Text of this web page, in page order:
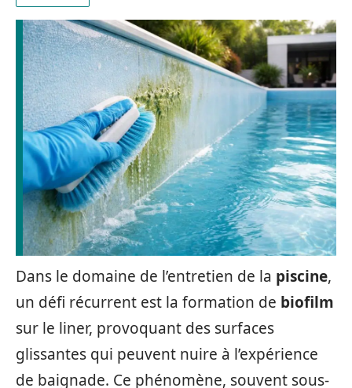
Dans le domaine de l’entretien de la piscine,
un défi récurrent est la formation de biofilm
sur le liner, provoquant des surfaces
glissantes qui peuvent nuire à l’expérience
de baignade. Ce phénomène, souvent sous-